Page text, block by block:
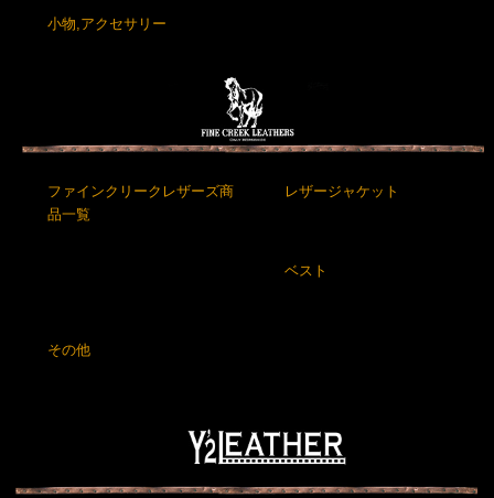
小物,アクセサリー
ファインクリークレザーズ商
品一覧
レザージャケット
ベスト
その他